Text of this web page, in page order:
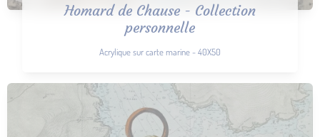
Homard de Chause - Collection
personnelle
Acrylique sur carte marine - 40X50